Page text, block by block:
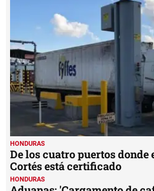
HONDURAS
De los cuatro puertos donde
Cortés está certificado
HONDURAS